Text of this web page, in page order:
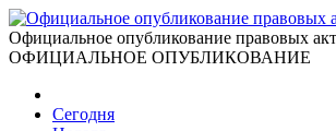
Официальное опубликование правовых
ОФИЦИАЛЬНОЕ ОПУБЛИКОВАНИЕ
Сегодня